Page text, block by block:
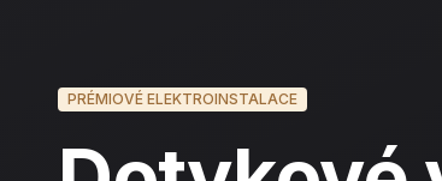
PRÉMIOVÉ ELEKTROINSTALACE